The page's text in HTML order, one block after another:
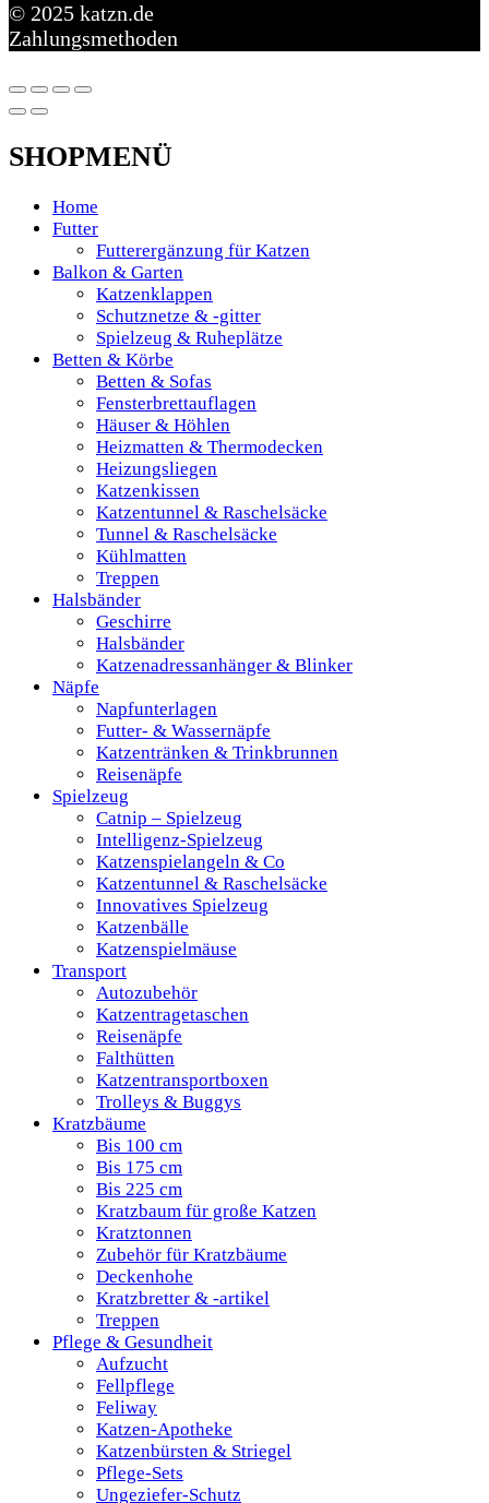
© 2025 katzn.de
Zahlungsmethoden
SHOPMENÜ
Home
Futter
Futterergänzung für Katzen
Balkon & Garten
Katzenklappen
Schutznetze & -gitter
Spielzeug & Ruheplätze
Betten & Körbe
Betten & Sofas
Fensterbrettauflagen
Häuser & Höhlen
Heizmatten & Thermodecken
Heizungsliegen
Katzenkissen
Katzentunnel & Raschelsäcke
Tunnel & Raschelsäcke
Kühlmatten
Treppen
Halsbänder
Geschirre
Halsbänder
Katzenadressanhänger & Blinker
Näpfe
Napfunterlagen
Futter- & Wassernäpfe
Katzentränken & Trinkbrunnen
Reisenäpfe
Spielzeug
Catnip – Spielzeug
Intelligenz-Spielzeug
Katzenspielangeln & Co
Katzentunnel & Raschelsäcke
Innovatives Spielzeug
Katzenbälle
Katzenspielmäuse
Transport
Autozubehör
Katzentragetaschen
Reisenäpfe
Falthütten
Katzentransportboxen
Trolleys & Buggys
Kratzbäume
Bis 100 cm
Bis 175 cm
Bis 225 cm
Kratzbaum für große Katzen
Kratztonnen
Zubehör für Kratzbäume
Deckenhohe
Kratzbretter & -artikel
Treppen
Pflege & Gesundheit
Aufzucht
Fellpflege
Feliway
Katzen-Apotheke
Katzenbürsten & Striegel
Pflege-Sets
Ungeziefer-Schutz